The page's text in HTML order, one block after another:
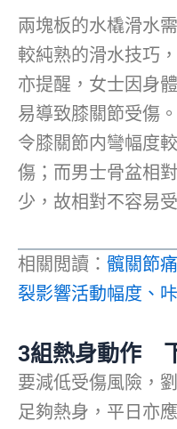
兩塊板的水橇滑水
較純熟的滑水技巧
亦提醒，女士因身
易導致膝關節受傷
令膝關節内彎幅度
傷；而男士骨盆相
少，故相對不容易
相關閲讀： 髖關節
裂影響活動幅度、
3組熱身動作
要減低受傷風險，
足夠熱身，平日亦